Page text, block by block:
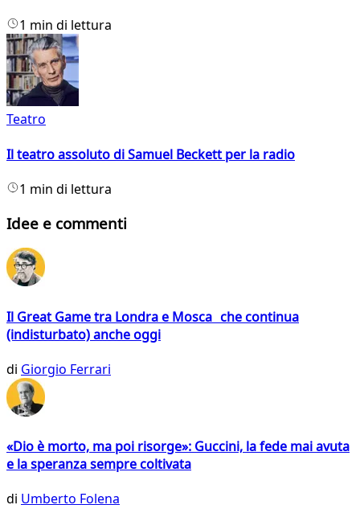
1 min di lettura
Teatro
Il teatro assoluto di Samuel Beckett per la radio
1 min di lettura
Idee e commenti
Il Great Game tra Londra e Mosca che continua
(indisturbato) anche oggi
di Giorgio Ferrari
«Dio è morto, ma poi risorge»: Guccini, la fede mai avuta
e la speranza sempre coltivata
di Umberto Folena